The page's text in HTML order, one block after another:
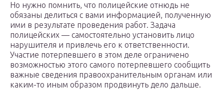
Но нужно помнить, что полицейские отнюдь не
обязаны делиться с вами информацией, полученную
ими в результате проведения работ. Задача
полицейских — самостоятельно установить лицо
нарушителя и привлечь его к ответственности.
Участие потерпевшего в этом деле ограничено
возможностью этого самого потерпевшего сообщить
важные сведения правоохранительным органам или
каким-то иным образом продвинуть дело дальше.